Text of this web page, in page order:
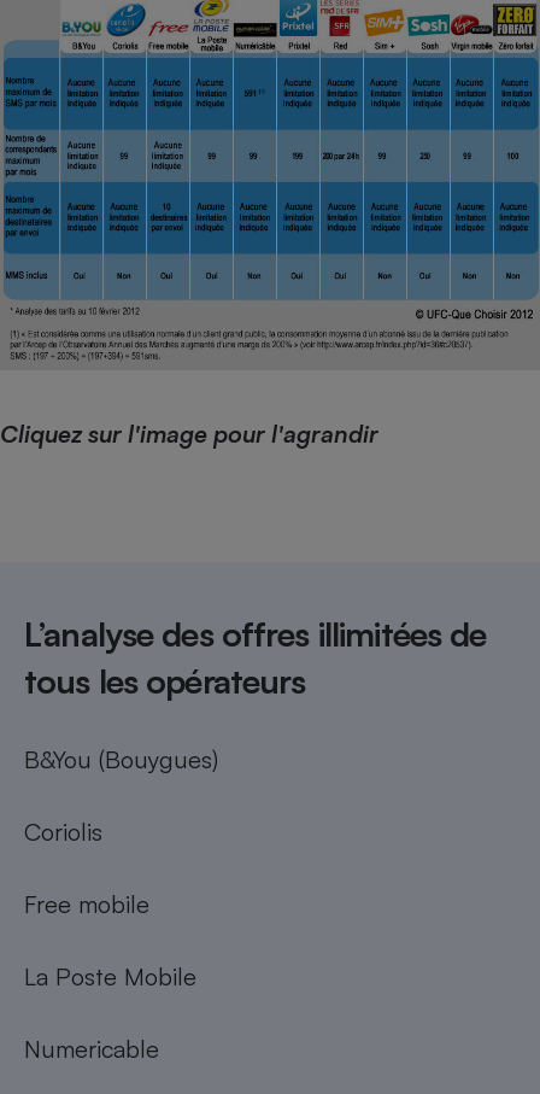
Cliquez sur l'image pour l'agrandir
L’analyse des offres illimitées de
tous les opérateurs
B&You (Bouygues)
Coriolis
Free mobile
La Poste Mobile
Numericable